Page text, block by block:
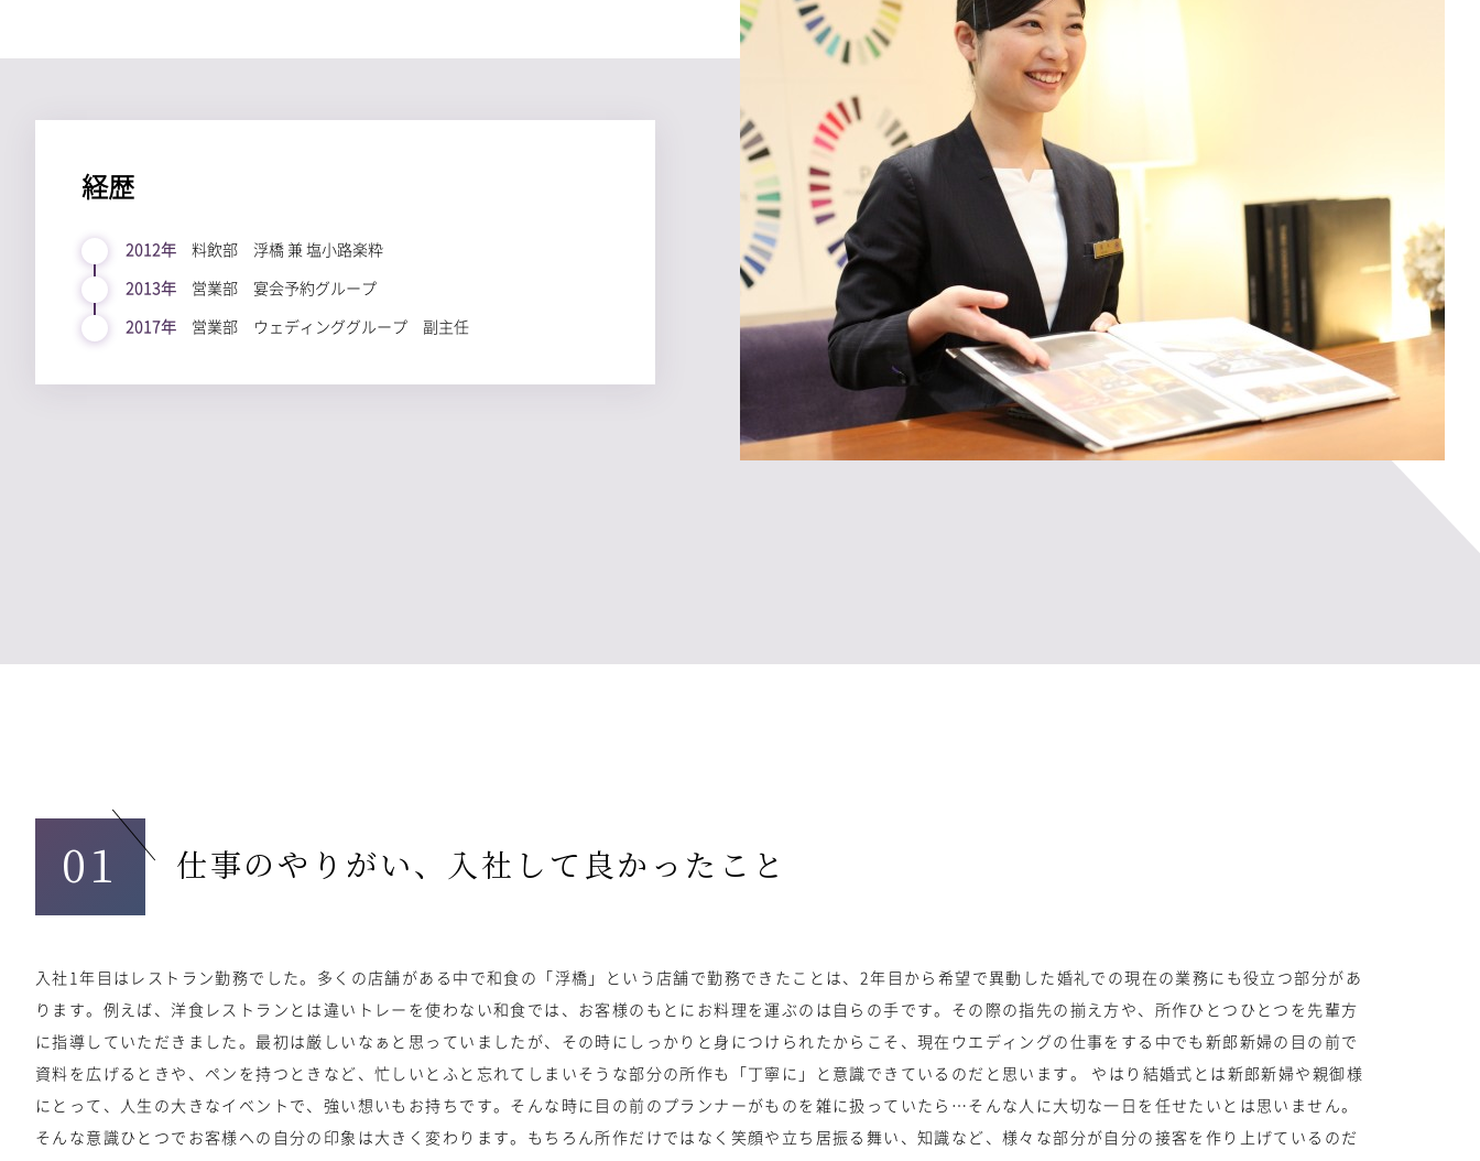
経歴
2012年
料飲部 浮橋 兼 塩小路楽粋
2013年
営業部 宴会予約グループ
2017年
営業部 ウェディンググループ 副主任
01 仕事のやりがい、入社して良かったこと
入社1年目はレストラン勤務でした。多くの店舗がある中で和食の「浮橋」という店舗で勤務できたことは、2年目から希望で異動した婚礼での現在の業務にも役立つ部分があ
ります。例えば、洋食レストランとは違いトレーを使わない和食では、お客様のもとにお料理を運ぶのは自らの手です。その際の指先の揃え方や、所作ひとつひとつを先輩方
に指導していただきました。最初は厳しいなぁと思っていましたが、その時にしっかりと身につけられたからこそ、現在ウエディングの仕事をする中でも新郎新婦の目の前で
資料を広げるときや、ペンを持つときなど、忙しいとふと忘れてしまいそうな部分の所作も「丁寧に」と意識できているのだと思います。 やはり結婚式とは新郎新婦や親御様
にとって、人生の大きなイベントで、強い想いもお持ちです。そんな時に目の前のプランナーがものを雑に扱っていたら…そんな人に大切な一日を任せたいとは思いません。
そんな意識ひとつでお客様への自分の印象は大きく変わります。もちろん所作だけではなく笑顔や立ち居振る舞い、知識など、様々な部分が自分の接客を作り上げているのだ